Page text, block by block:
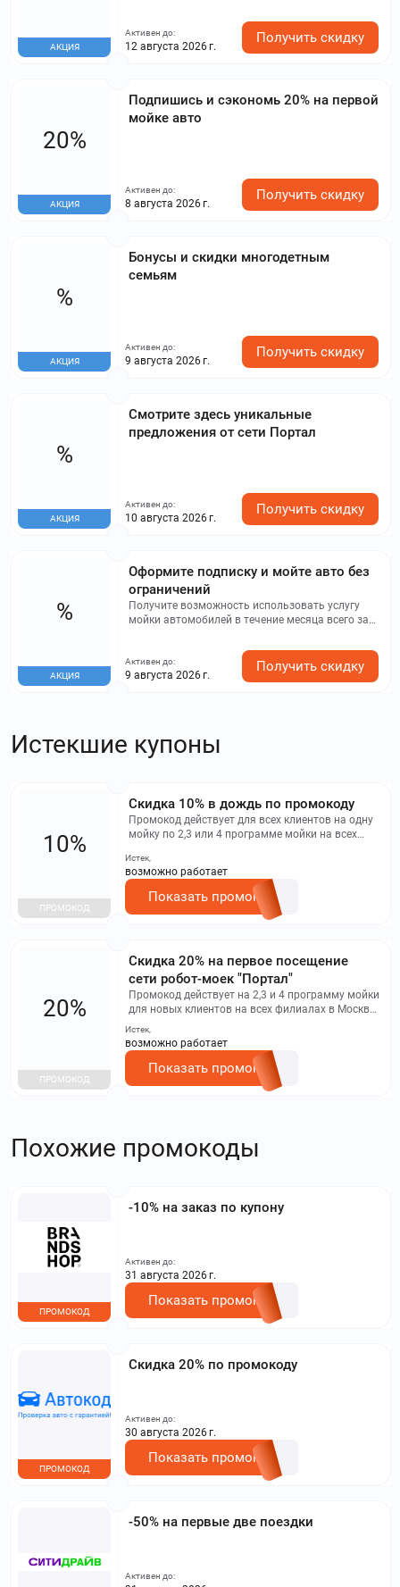
АКЦИЯ
Активен до:
12 августа 2026 г.
Получить скидку
Подпишись и сэкономь 20% на первой
мойке авто
20%
АКЦИЯ
Активен до:
8 августа 2026 г.
Получить скидку
Бонусы и скидки многодетным
семьям
%
АКЦИЯ
Активен до:
9 августа 2026 г.
Получить скидку
Смотрите здесь уникальные
предложения от сети Портал
%
АКЦИЯ
Активен до:
10 августа 2026 г.
Получить скидку
Оформите подписку и мойте авто без
ограничений
Получите возможность использовать услугу
мойки автомобилей в течение месяца всего за
%
АКЦИЯ
Активен до:
9 августа 2026 г.
Получить скидку
Истекшие купоны
Скидка 10% в дождь по промокоду
Промокод действует для всех клиентов на одну
мойку по 2,3 или 4 программе мойки на всех
10%
ПРОМОКОД
Истек,
возможно работает
Показать промокод
Cкидка 20% на первое посещение
сети робот-моек "Портал"
Промокод действует на 2,3 и 4 программу мойки
для новых клиентов на всех филиалах в Москве
и МО. Скидки и акции не суммируются.
20%
ПРОМОКОД
Истек,
возможно работает
Показать промокод
Похожие промокоды
-10% на заказ по купону
ПРОМОКОД
Активен до:
31 августа 2026 г.
Показать промокод
Скидка 20% по промокоду
ПРОМОКОД
Активен до:
30 августа 2026 г.
Показать промокод
-50% на первые две поездки
Активен до: